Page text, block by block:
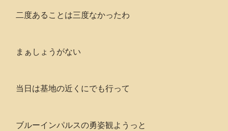
二度あることは三度なかったわ
まぁしょうがない
当日は基地の近くにでも行って
ブルーインパルスの勇姿観ようっと